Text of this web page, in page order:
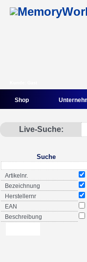
Shop
Live-Suche:
Suche
Artikelnr.
Bezeichnung
Herstellernr
EAN
Beschreibung